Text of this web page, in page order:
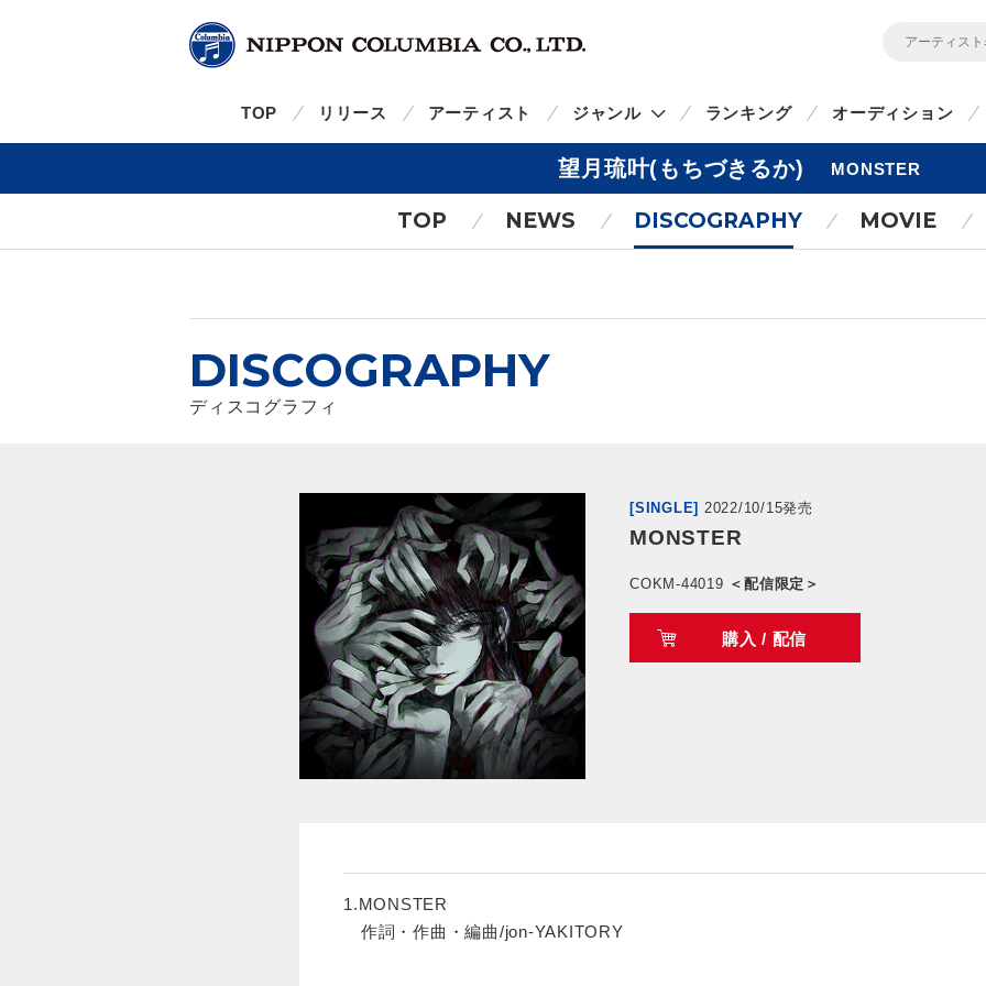
TOP リリース アーティスト ジャンル ランキング オーディション
望月琉叶(もちづきるか) MONSTER
TOP NEWS DISCOGRAPHY MOVIE
DISCOGRAPHY
ディスコグラフィ
[SINGLE] 2022/10/15発売
MONSTER
COKM-44019 ＜配信限定＞
購入 / 配信
1.MONSTER
作詞・作曲・編曲/jon-YAKITORY